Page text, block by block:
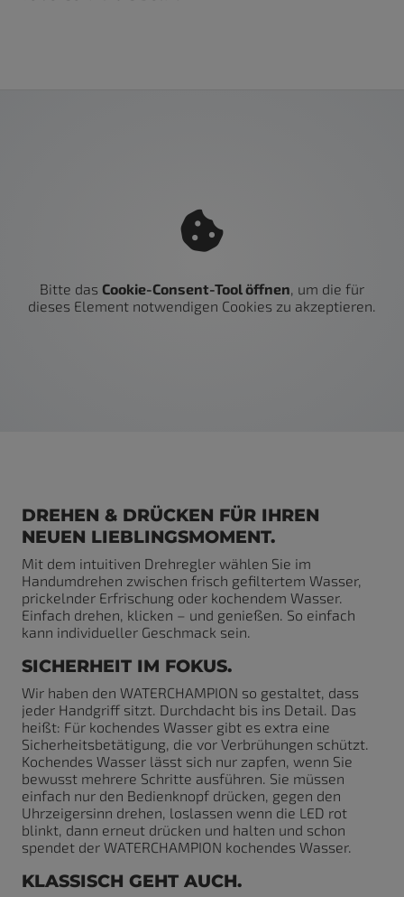
Bitte das Cookie-Consent-Tool öffnen, um die für
dieses Element notwendigen Cookies zu akzeptieren.
DREHEN & DRÜCKEN FÜR IHREN
NEUEN LIEBLINGSMOMENT.
Mit dem intuitiven Drehregler wählen Sie im
Handumdrehen zwischen frisch gefiltertem Wasser,
prickelnder Erfrischung oder kochendem Wasser.
Einfach drehen, klicken – und genießen. So einfach
kann individueller Geschmack sein.
SICHERHEIT IM FOKUS.
Wir haben den WATERCHAMPION so gestaltet, dass
jeder Handgriff sitzt. Durchdacht bis ins Detail. Das
heißt: Für kochendes Wasser gibt es extra eine
Sicherheitsbetätigung, die vor Verbrühungen schützt.
Kochendes Wasser lässt sich nur zapfen, wenn Sie
bewusst mehrere Schritte ausführen. Sie müssen
einfach nur den Bedienknopf drücken, gegen den
Uhrzeigersinn drehen, loslassen wenn die LED rot
blinkt, dann erneut drücken und halten und schon
spendet der WATERCHAMPION kochendes Wasser.
KLASSISCH GEHT AUCH.